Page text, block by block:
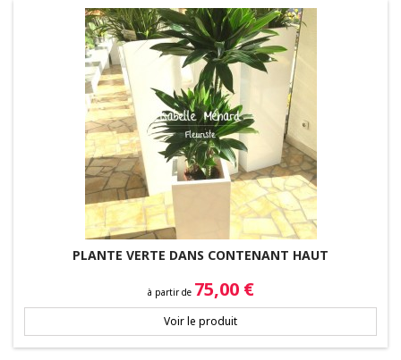
PLANTE VERTE DANS CONTENANT HAUT
Prix
à partir de 75,00 €
Voir le produit